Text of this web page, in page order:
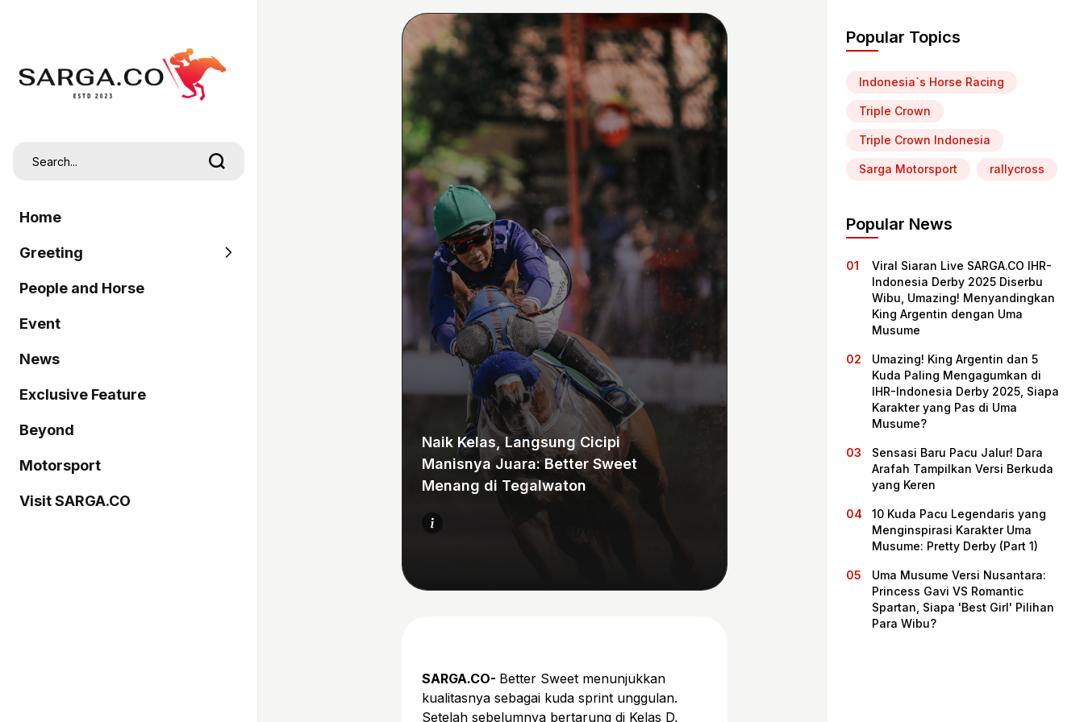
Home
Greeting
SARGA
Pordasi
People and Horse
Event
News
Exclusive Feature
Beyond
Motorsport
Visit SARGA.CO
Naik Kelas, Langsung Cicipi
Manisnya Juara: Better Sweet
Menang di Tegalwaton
SARGA.CO- Better Sweet menunjukkan
kualitasnya sebagai kuda sprint unggulan.
Setelah sebelumnya bertarung di Kelas D,
Popular Topics
Indonesia`s Horse Racing
Triple Crown
Triple Crown Indonesia
Sarga Motorsport rallycross
Popular News
Viral Siaran Live SARGA.CO IHR-
Indonesia Derby 2025 Diserbu
Wibu, Umazing! Menyandingkan
King Argentin dengan Uma
Musume
Umazing! King Argentin dan 5
Kuda Paling Mengagumkan di
IHR-Indonesia Derby 2025, Siapa
Karakter yang Pas di Uma
Musume?
Sensasi Baru Pacu Jalur! Dara
Arafah Tampilkan Versi Berkuda
yang Keren
10 Kuda Pacu Legendaris yang
Menginspirasi Karakter Uma
Musume: Pretty Derby (Part 1)
Uma Musume Versi Nusantara:
Princess Gavi VS Romantic
Spartan, Siapa 'Best Girl' Pilihan
Para Wibu?